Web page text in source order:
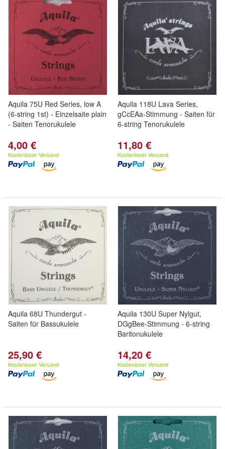
Aquila 75U Red Series, low A
(6-string 1st) - Einzelsaite plain
- Saiten Tenorukulele
4,00 €
Kostenloser Versand
Aquila 118U Lava Series,
gCcEAa-Stimmung - Saiten für
6-string Tenorukulele
11,80 €
Kostenloser Versand
Aquila 68U Thundergut -
Saiten für Bassukulele
25,90 €
Kostenloser Versand
Aquila 130U Super Nylgut,
DGgBee-Stimmung - 6-string
Baritonukulele
14,20 €
Kostenloser Versand